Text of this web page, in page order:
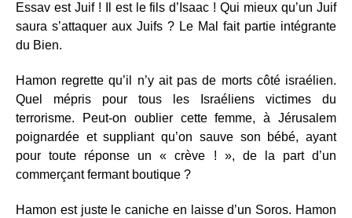
Essav est Juif ! Il est le fils d’Isaac ! Qui mieux qu’un Juif
saura s’attaquer aux Juifs ? Le Mal fait partie intégrante
du Bien.
Hamon regrette qu’il n’y ait pas de morts côté israélien.
Quel mépris pour tous les Israéliens victimes du
terrorisme. Peut-on oublier cette femme, à Jérusalem
poignardée et suppliant qu’on sauve son bébé, ayant
pour toute réponse un « crève ! », de la part d’un
commerçant fermant boutique ?
Hamon est juste le caniche en laisse d’un Soros. Hamon